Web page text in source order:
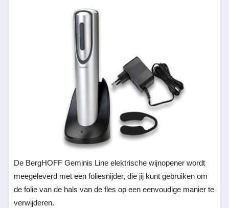
De BergHOFF Geminis Line elektrische wijnopener wordt
meegeleverd met een foliesnijder, die jij kunt gebruiken om
de folie van de hals van de fles op een eenvoudige manier te
verwijderen.